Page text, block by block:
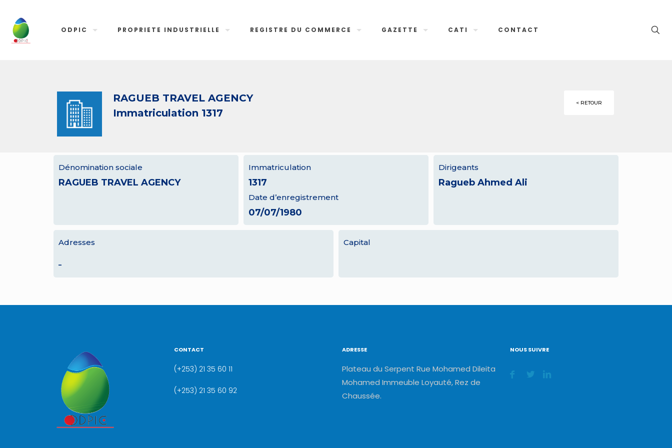
ODPIC PROPRIETE INDUSTRIELLE REGISTRE DU COMMERCE GAZETTE CATI CONTACT
RAGUEB TRAVEL AGENCY
Immatriculation 1317
< RETOUR
Dénomination sociale
RAGUEB TRAVEL AGENCY
Immatriculation
1317
Date d’enregistrement
07/07/1980
Dirigeants
Ragueb Ahmed Ali
Adresses
–
Capital
CONTACT
(+253) 21 35 60 11
(+253) 21 35 60 92
ADRESSE
Plateau du Serpent Rue Mohamed Dileita
Mohamed Immeuble Loyauté, Rez de
Chaussée.
NOUS SUIVRE